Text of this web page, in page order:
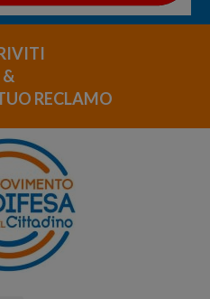
&
RECLAMO